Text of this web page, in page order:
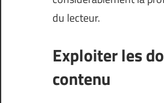
du lecteur.
Exploiter les
contenu